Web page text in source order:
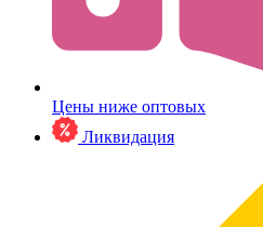
Цены ниже оптовых
Ликвидация